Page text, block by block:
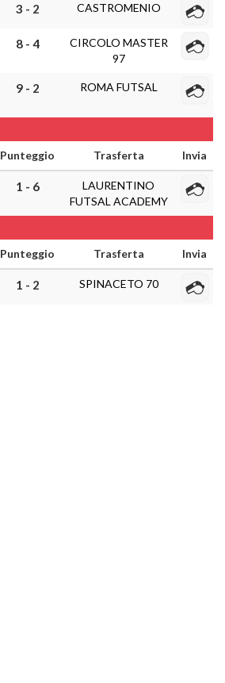
3 - 2 CASTROMENIO
8 - 4
CIRCOLO MASTER
97
9 - 2 ROMA FUTSAL
Punteggio Trasferta Invia
1 - 6
LAURENTINO
FUTSAL ACADEMY
Punteggio Trasferta Invia
1 - 2 SPINACETO 70